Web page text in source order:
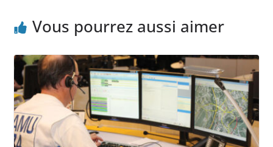
Vous pourrez aussi aimer